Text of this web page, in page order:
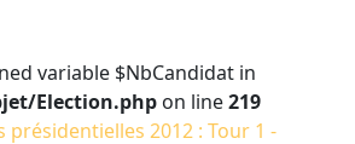
variable $NbCandidat in
Election.php on line219
présidentielles 2012 : Tour 1 -